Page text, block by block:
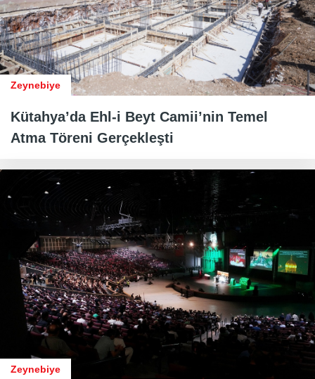
Zeynebiye
Kütahya’da Ehl-i Beyt Camii’nin Temel
Atma Töreni Gerçekleşti
Zeynebiye